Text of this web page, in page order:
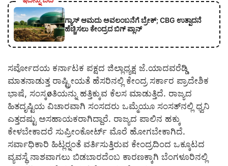
ಗ್ಯಾಸ್ ಆಮದು ಅವಲಂಬನೆಗೆ ಬ್ರೇಕ್; CBG ಉತ್ಪಾದನೆ
ಹೆಚ್ಚಿಸಲು ಕೇಂದ್ರದ ಬಿಗ್ ಪ್ಲಾನ್
ಸರ್ವೋದಯ ಕರ್ನಾಟಕ ಪಕ್ಷದ ಜಿಲ್ಲಾಧ್ಯಕ್ಷ ಜೆ.ಯಾದವರೆಡ್ಡಿ
ಮಾತನಾಡುತ್ತ ರಾಷ್ಟ್ರೀಯತೆ ಹೆಸರಿನಲ್ಲಿ ಕೇಂದ್ರ ಸರ್ಕಾರ ಪ್ರಾದೇಶಿಕ
ಭಾಷೆ, ಸಂಸ್ಕøತಿಯನ್ನು ಹತ್ತಿಕ್ಕುವ ಕೆಲಸ ಮಾಡುತ್ತಿದೆ. ರಾಜ್ಯದ
ಹಿತದೃಷ್ಟಿಯ ವಿಚಾರವಾಗಿ ಸಂಸದರು ಒಮ್ಮೆಯೂ ಸಂಸತ್‍ನಲ್ಲಿ ಧ್ವನಿ
ಎತ್ತದಷ್ಟು ಅಸಹಾಯಕರಾಗಿದ್ದಾರೆ. ರಾಜ್ಯದ ಪಾಲಿನ ಹಕ್ಕು
ಕೇಳಬೇಕಾದರೆ ಸುಪ್ರೀಂಕೋರ್ಟ್ ಮೊರೆ ಹೋಗಬೇಕಾಗಿದೆ.
ಸರ್ವಾಧಿಕಾರಿ ಹಿಟ್ಲರ್‍ನಂತೆ ವರ್ತಿಸುತ್ತಿರುವ ಕೇಂದ್ರದಿಂದ ಒಕ್ಕೂಟದ
ವ್ಯವಸ್ಥೆ ನಾಶವಾಗಲು ಬಿಡಬಾರದೆಂಬ ಕಾರಣಕ್ಕಾಗಿ ಬೆಂಗಳೂರಿನಲ್ಲಿ